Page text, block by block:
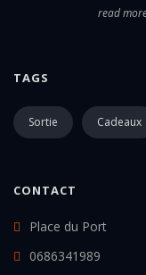
read
TAGS
Sortie Cadeaux
CONTACT
Place du Port
0686341989